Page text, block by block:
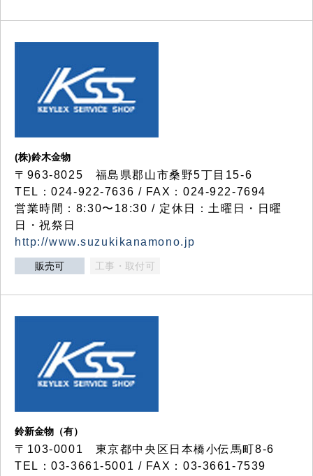
(株)鈴木金物
〒963-8025 福島県郡山市桑野5丁目15-6
TEL：024-922-7636 / FAX：024-922-7694
営業時間：8:30〜18:30 / 定休日：土曜日・日曜
日・祝祭日
http://www.suzukikanamono.jp
販売可 工事・取付可
鈴新金物（有）
〒103-0001 東京都中央区日本橋小伝馬町8-6
TEL：03-3661-5001 / FAX：03-3661-7539